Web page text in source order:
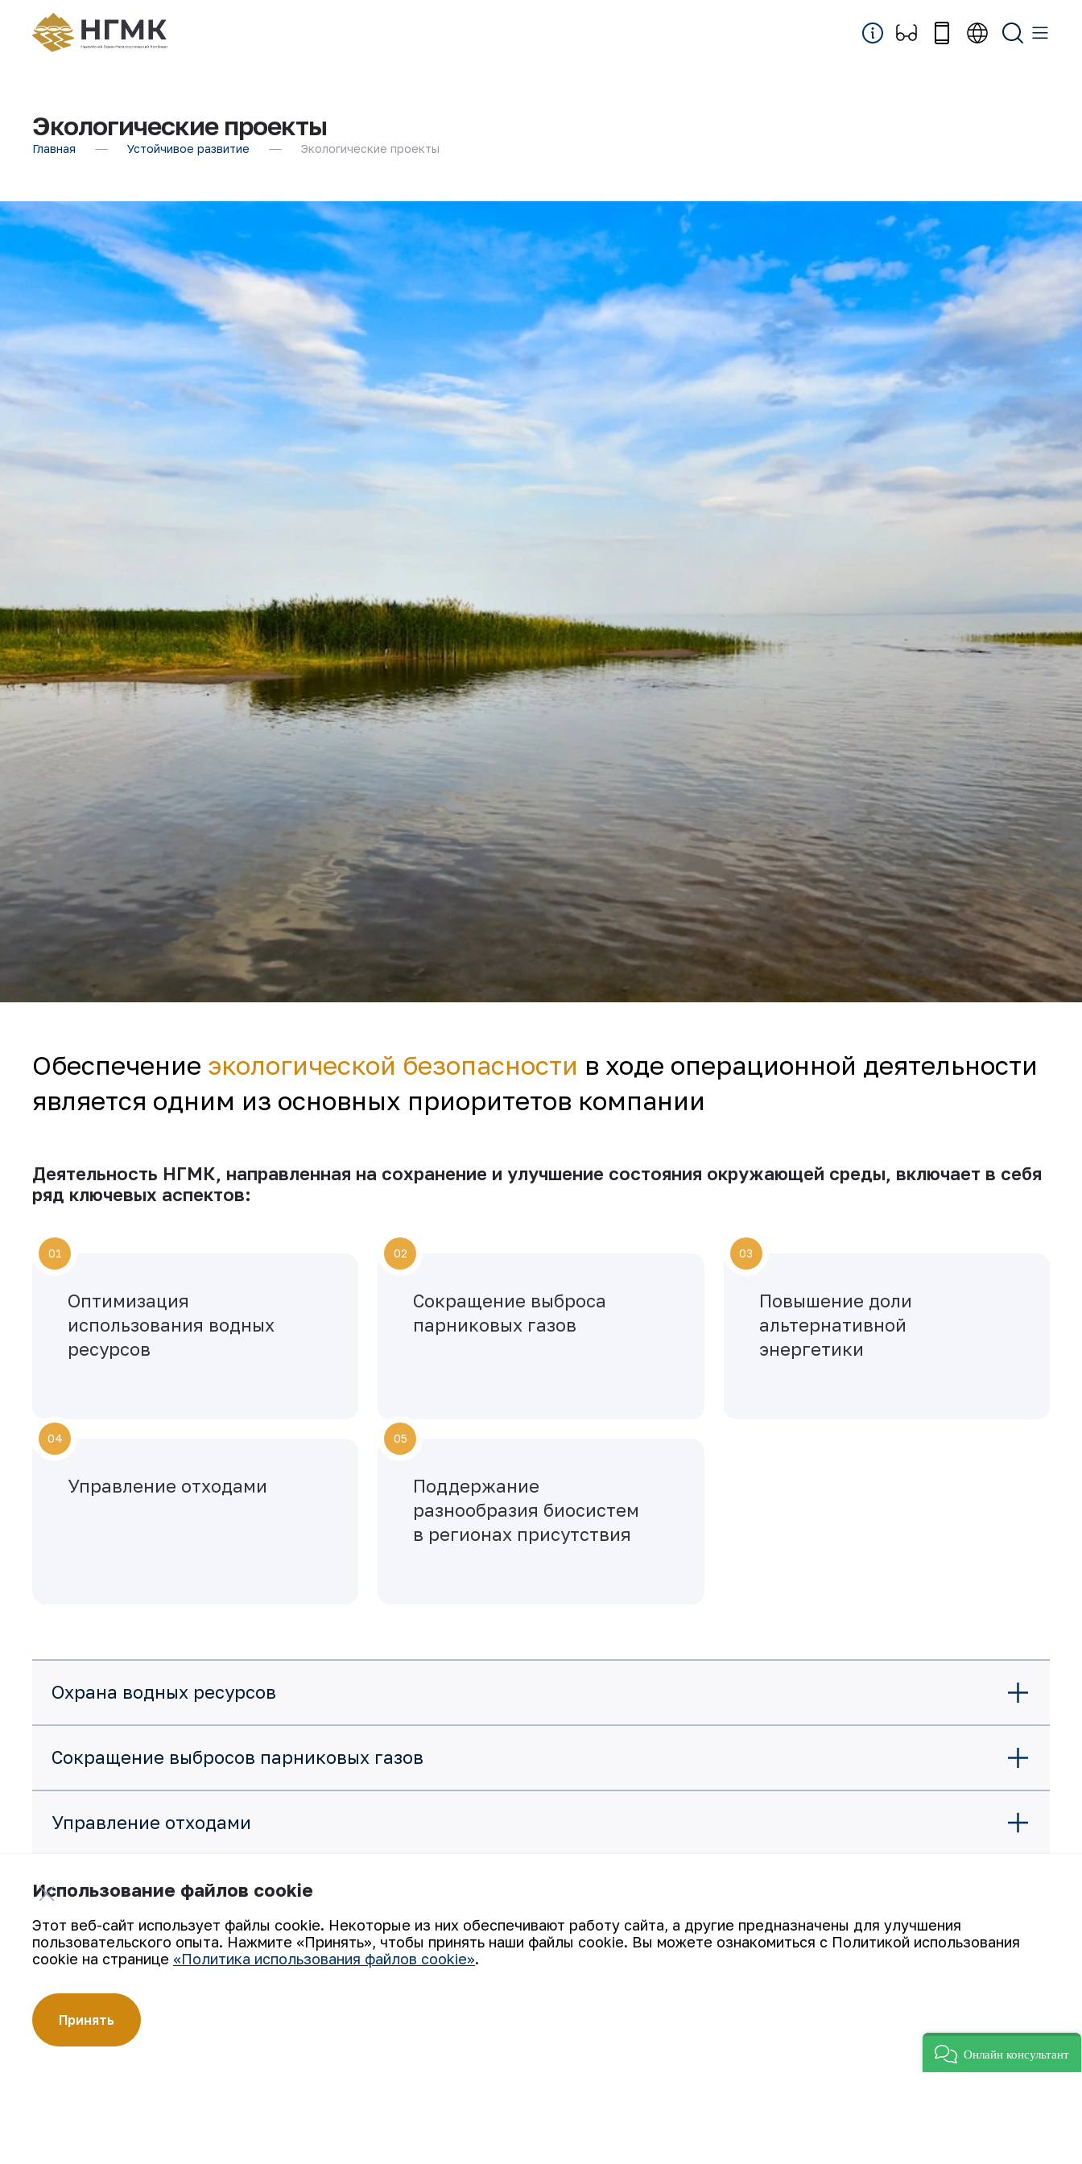
Экологические проекты
Главная Устойчивое развитие Экологические проекты
Обеспечение экологической безопасности в ходе операционной деятельности
является одним из основных приоритетов компании
Деятельность НГМК, направленная на сохранение и улучшение состояния окружающей среды, включает в себя
ряд ключевых аспектов:
01
Оптимизация
использования водных
ресурсов
02
Сокращение выброса
парниковых газов
03
Повышение доли
альтернативной
энергетики
04
Управление отходами
05
Поддержание
разнообразия биосистем
в регионах присутствия
Охрана водных ресурсов
Сокращение выбросов парниковых газов
Управление отходами
Защита биоразнообразия
Подпишитесь на обновления:
Использование файлов cookie
Этот веб-сайт использует файлы cookie. Некоторые из них обеспечивают работу сайта, а другие предназначены для улучшения
пользовательского опыта. Нажмите «Принять», чтобы принять наши файлы cookie. Вы можете ознакомиться с Политикой использования
cookie на странице «Политика использования файлов cookie».
Принять
Онлайн консультант